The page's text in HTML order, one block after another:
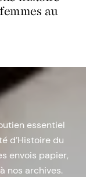
au
essentiel
d’Histoire du
envois papier,
nos archives.